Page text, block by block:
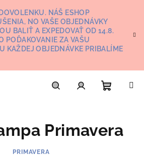
NÁŠ ESHOP
NO VAŠE OBJEDNÁVKY
BALIŤ A EXPEDOVAŤ OD 14.8.
POĎAKOVANIE ZA VAŠU
KAŽDEJ OBJEDNÁVKE PRIBALÍME
košík
Primavera
PRIMAVERA